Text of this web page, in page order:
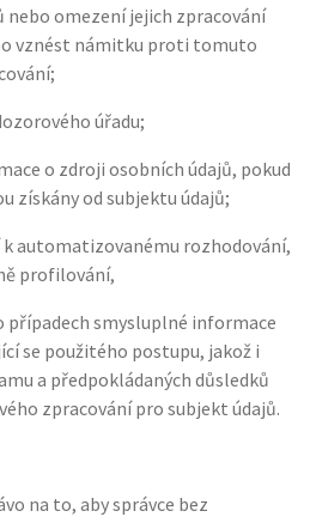
nebo omezení jejich zpracování
vznést námitku proti tomuto
úřadu;
o zdroji osobních údajů, pokud
získány od subjektu údajů;
automatizovanému rozhodování,
profilování,
smysluplné informace
se použitého postupu, jakož i
a předpokládaných důsledků
zpracování pro subjekt údajů.
na to, aby správce bez